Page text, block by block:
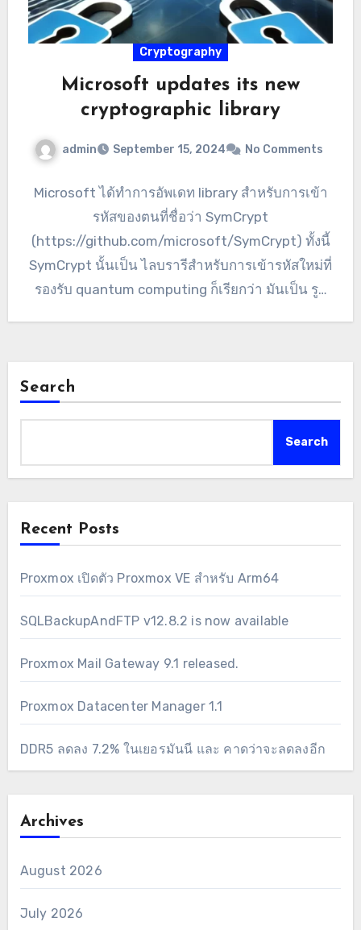
Cryptography
Microsoft updates its new
cryptographic library
admin September 15, 2024 No Comments
Microsoft ได้ทำการอัพเดท library สำหรับการเข้า
รหัสของตนที่ชื่อว่า SymCrypt
(https://github.com/microsoft/SymCrypt) ทั้งนี้
SymCrypt นั้นเป็น ไลบรารีสำหรับการเข้ารหัสใหม่ที่
รองรับ quantum computing ก็เรียกว่า มันเป็น รูป
เรียกว่า ML-KEM หรือชื่อก่อนหน้านี้ของมันคือ
เข้ารหัสที่ได้รับการรับรองจาก National Institute
Search
Search
Recent Posts
Proxmox เปิดตัว Proxmox VE สำหรับ Arm64
SQLBackupAndFTP v12.8.2 is now available
Proxmox Mail Gateway 9.1 released.
Proxmox Datacenter Manager 1.1
DDR5 ลดลง 7.2% ในเยอรมันนี และ คาดว่าจะลดลงอีก
Archives
August 2026
July 2026